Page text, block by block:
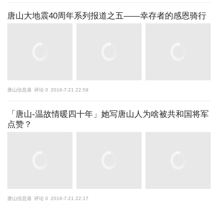
唐山大地震40周年系列报道之五——幸存者的感恩骑行
唐山信息港 评论 0 2016-7-21 22:59
「唐山-温故情暖四十年」她写唐山人为啥被共和国将军
点赞？
唐山信息港 评论 0 2016-7-21 22:17